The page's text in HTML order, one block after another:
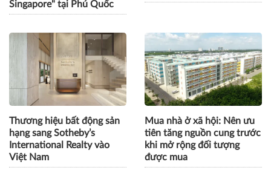
Singapore" tại Phú Quốc
Thương hiệu bất động sản
hạng sang Sotheby’s
International Realty vào
Việt Nam
Mua nhà ở xã hội: Nên ưu
tiên tăng nguồn cung trước
khi mở rộng đối tượng
được mua